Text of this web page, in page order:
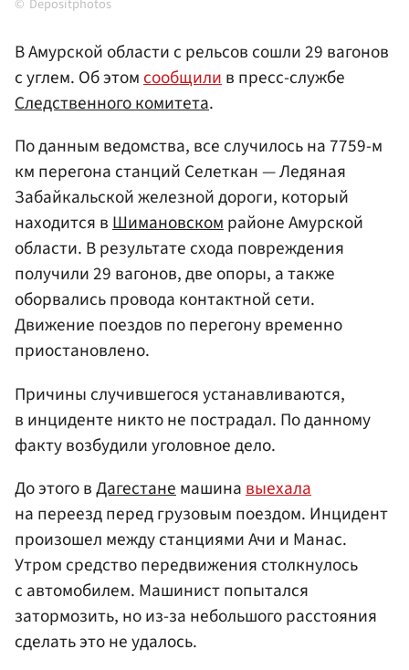
Depositphotos
В Амурской области с рельсов сошли 29 вагонов
с углем. Об этомсообщилив пресс-службе
Следственного комитета.
По данным ведомства, все случилось на 7759-м
км перегона станций Селеткан — Ледяная
Забайкальской железной дороги, который
находится вШимановскомрайоне Амурской
области. В результате схода повреждения
получили 29 вагонов, две опоры, а также
оборвались провода контактной сети.
Движение поездов по перегону временно
приостановлено.
Причины случившегося устанавливаются,
в инциденте никто не пострадал. По данному
факту возбудили уголовное дело.
До этого вДагестанемашинавыехала
на переезд перед грузовым поездом. Инцидент
произошел между станциями Ачи и Манас.
Утром средство передвижения столкнулось
с автомобилем. Машинист попытался
затормозить, но из-за небольшого расстояния
сделать это не удалось.